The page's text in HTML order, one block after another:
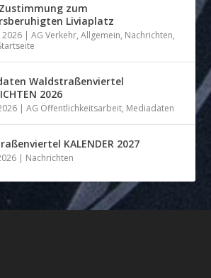
zum
Liviaplatz
2026 |AG Verkehr,Allgemein, Nachrichten,
Waldstraßenviertel
2026
|AG Öffentlichkeitsarbeit, Mediadaten
KALENDER 2027
| Nachrichten